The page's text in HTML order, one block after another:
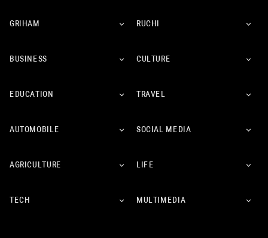
GRIHAM RUCHI
BUSINESS CULTURE
EDUCATION TRAVEL
AUTOMOBILE SOCIAL MEDIA
AGRICULTURE LIFE
TECH MULTIMEDIA